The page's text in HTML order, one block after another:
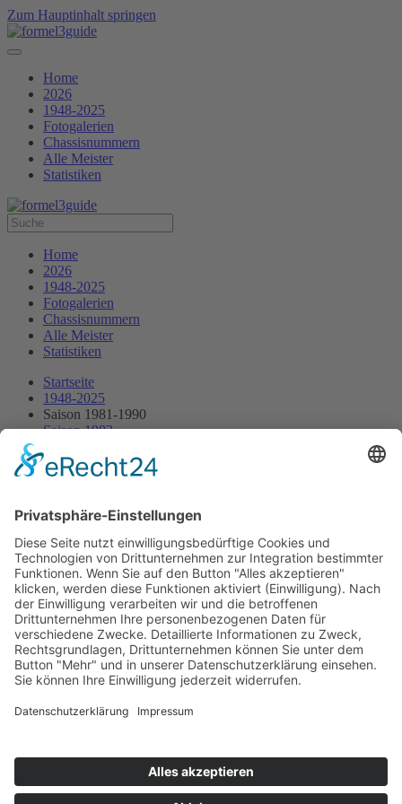
Zum Hauptinhalt springen
Home
2026
1948-2025
Fotogalerien
Chassisnummern
Alle Meister
Statistiken
Home
2026
1948-2025
Fotogalerien
Chassisnummern
Alle Meister
Statistiken
Startseite
1948-2025
Saison 1981-1990
Saison 1983
28.08.1983 - Ottenhöfen
Streckenskizze Programmheft
Alle Ergebnisse:
Nennungsliste
Ergebnis Rennen
Impressum
Jahrbuch